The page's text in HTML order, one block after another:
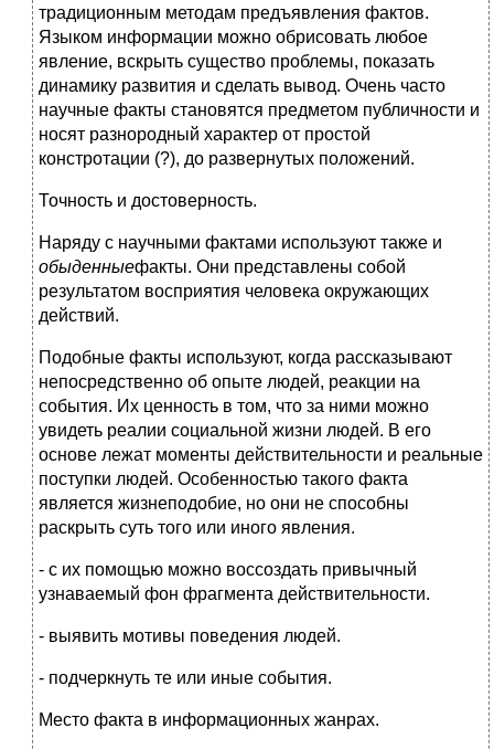
традиционным методам предъявления фактов.
Языком информации можно обрисовать любое
явление, вскрыть существо проблемы, показать
динамику развития и сделать вывод. Очень часто
научные факты становятся предметом публичности и
носят разнородный характер от простой
констротации (?), до развернутых положений.
Точность и достоверность.
Наряду с научными фактами используют также и
обыденныефакты. Они представлены собой
результатом восприятия человека окружающих
действий.
Подобные факты используют, когда рассказывают
непосредственно об опыте людей, реакции на
события. Их ценность в том, что за ними можно
увидеть реалии социальной жизни людей. В его
основе лежат моменты действительности и реальные
поступки людей. Особенностью такого факта
является жизнеподобие, но они не способны
раскрыть суть того или иного явления.
- с их помощью можно воссоздать привычный
узнаваемый фон фрагмента действительности.
- выявить мотивы поведения людей.
- подчеркнуть те или иные события.
Место факта в информационных жанрах.